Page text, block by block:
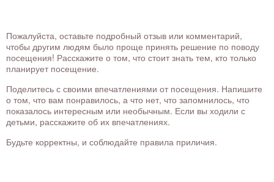
Пожалуйста, оставьте подробный отзыв или комментарий,
чтобы другим людям было проще принять решение по поводу
посещения! Расскажите о том, что стоит знать тем, кто только
планирует посещение.
Поделитесь с своими впечатлениями от посещения. Напишите
о том, что вам понравилось, а что нет, что запомнилось, что
показалось интересным или необычным. Если вы ходили с
детьми, расскажите об их впечатлениях.
Будьте корректны, и соблюдайте правила приличия.